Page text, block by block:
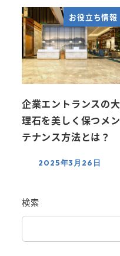
お役立ち情報
企業エントランスの大
理石を美しく保つメン
テナンス方法とは？
2025年3月26日
検索